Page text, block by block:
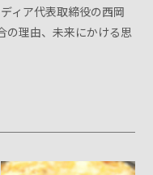
ィア代表取締役の西岡
の理由、未来にかける思